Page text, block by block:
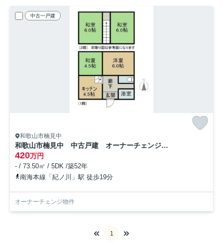
中古一戸建
和歌山市楠見中
和歌山市楠見中 中古戸建 オーナーチェンジ物件
420万円
- / 73.50㎡ / 5DK /築52年
南海本線「紀ノ川」駅 徒歩19分
オーナーチェンジ物件
1